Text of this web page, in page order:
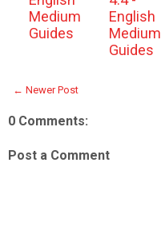
Medium
Guides
English
Medium
Guides
← Newer Post
0 Comments:
Post a Comment